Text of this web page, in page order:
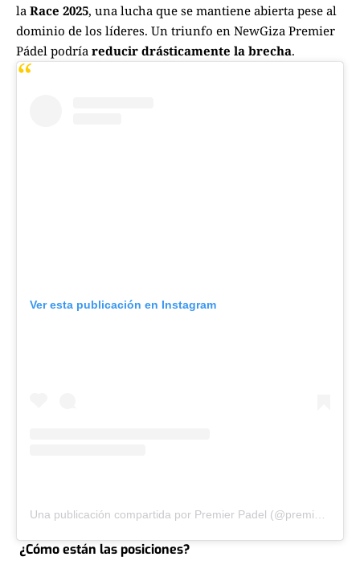
la Race 2025, una lucha que se mantiene abierta pese al
dominio de los líderes. Un triunfo en NewGiza Premier
Pádel podría reducir drásticamente la brecha.
Ver esta publicación en Instagram
Una publicación compartida por Premier Padel (@premierpadel)
¿Cómo están las posiciones?